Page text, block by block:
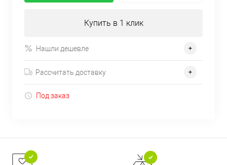
Купить в 1 клик
Нашли дешевле
Рассчитать доставку
Под заказ